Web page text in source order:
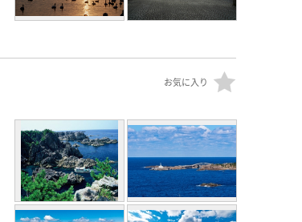
お気に入り